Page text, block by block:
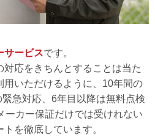
サービスです。
対応をきちんとすることは当た
用いただけるように、10年間の
急対応、6年目以降は無料点検
ーカー保証だけでは受けれない
を徹底しています。